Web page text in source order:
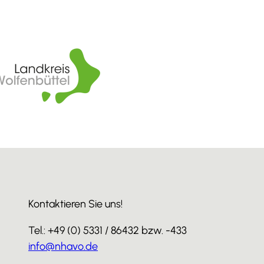
Kontaktieren Sie uns!
Tel.: +49 (0) 5331 / 86432 bzw. -433
info@nhavo.de